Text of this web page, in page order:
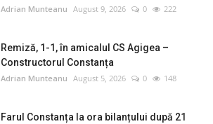
Adrian Munteanu August 9, 2026 0 222
Remiză, 1-1, în amicalul CS Agigea –
Constructorul Constanța
Adrian Munteanu August 5, 2026 0 148
Farul Constanța la ora bilanțului după 21